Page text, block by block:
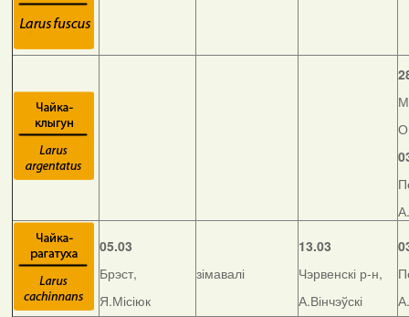
05.03
Брэст,
Я.Місіюк
зімавалі
13.03
Чэрвенскі р-н,
А.Вінчэўскі